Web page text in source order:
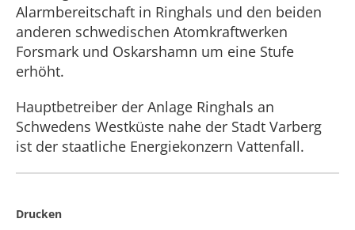
Alarmbereitschaft in Ringhals und den beiden
anderen schwedischen Atomkraftwerken
Forsmark und Oskarshamn um eine Stufe
erhöht.
Hauptbetreiber der Anlage Ringhals an
Schwedens Westküste nahe der Stadt Varberg
ist der staatliche Energiekonzern Vattenfall.
Drucken